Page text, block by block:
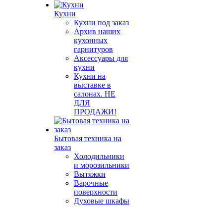
Кухни
Кухни под заказ
Архив наших
кухонных
гарнитуров
Аксессуары для
кухни
Кухни на
выставке в
салонах. НЕ
ДЛЯ
ПРОДАЖИ!
Бытовая техника на
заказ
Холодильники
и морозильники
Вытяжки
Варочные
поверхности
Духовые шкафы